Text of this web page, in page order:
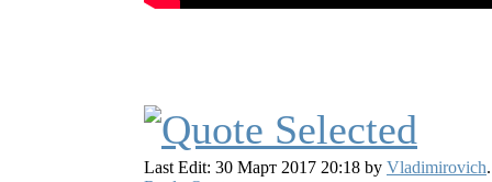
Last Edit: 30 Март 2017 20:18 by Vladimirovich.